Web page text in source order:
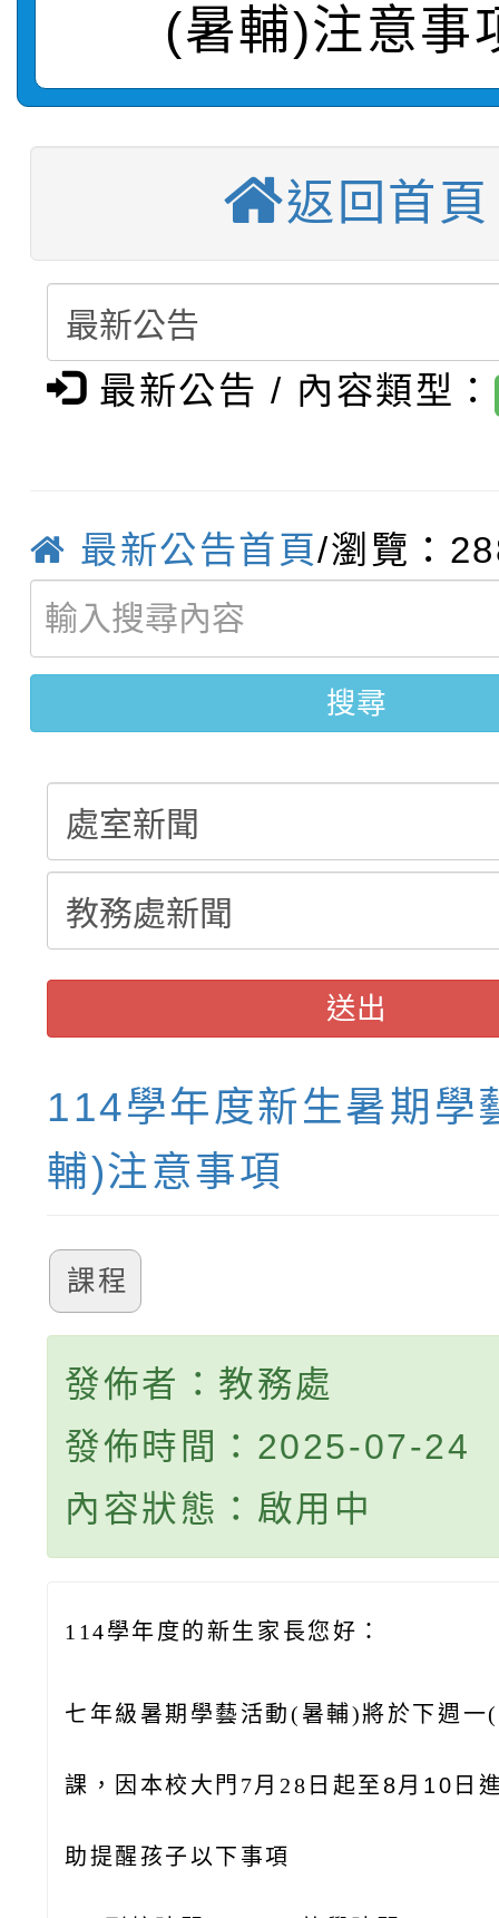
結果(第12招)
賽及師生本土語及新住
賽實施要點
轉知：「桃園市115學
比賽實施要點」
轉知：「115年金融知
動辦法」
衛生福利部疾病管制署
月3日至9月21日辦理
用，防疫一體齊行動」
動
推廣本市公共運輸服務
屬員工、師生及家長
「我的減碳存摺2.0」
【選舉公告】本校115
評審委員會」及「教師
員會」之票選委員選舉
【甄選結果(第13招)】
學年度第1學期第7次代
【甄選結果(第5招)】
結果(第5招)
學年度第1學期第9次代
結果(第4招)
【甄選結果(第12招)】
學年度第1學期第7次代
結果(第12招)
轉知：桃園市115學年
賽及師生本土語及新住
轉知：「桃園市115學
比賽實施要點」
轉知：「115年金融知
(暑輔)注意事
返回首頁
最新公告 / 內容類型：
最新公告首頁/瀏覽：
搜尋
送出
114學年度新生暑期學
輔)注意事項
課程
發佈者：教務處
發佈時間：2025-07-24
內容狀態：啟用中
114學年度的新生家長您好：
七年級暑期學藝活動(暑輔)將於下週一
課，因本校大門7月28日起至 8月10日
助提醒孩子以下事項